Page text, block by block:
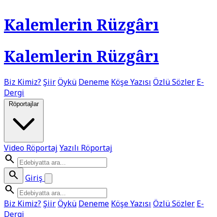
Kalemlerin Rüzgârı
Kalemlerin Rüzgârı
Biz Kimiz? ŞiirÖykü Deneme Köşe Yazısı Özlü Sözler E-
Dergi
Röportajlar
Video Röportaj Yazılı Röportaj
search
search
Giriş
search
Biz Kimiz? ŞiirÖykü Deneme Köşe Yazısı Özlü Sözler E-
Dergi